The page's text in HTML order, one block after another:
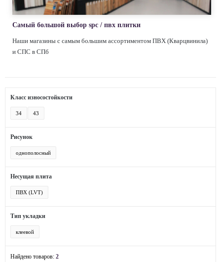
Самый большой выбор spc / пвх плитки
Наши магазины с самым большим ассортиментом ПВХ (Кварцвинила)
и СПС в СПб
Класс износостойкости
34 43
Рисунок
однополосный
Несущая плита
ПВХ (LVT)
Тип укладки
клеевой
Найдено товаров: 2